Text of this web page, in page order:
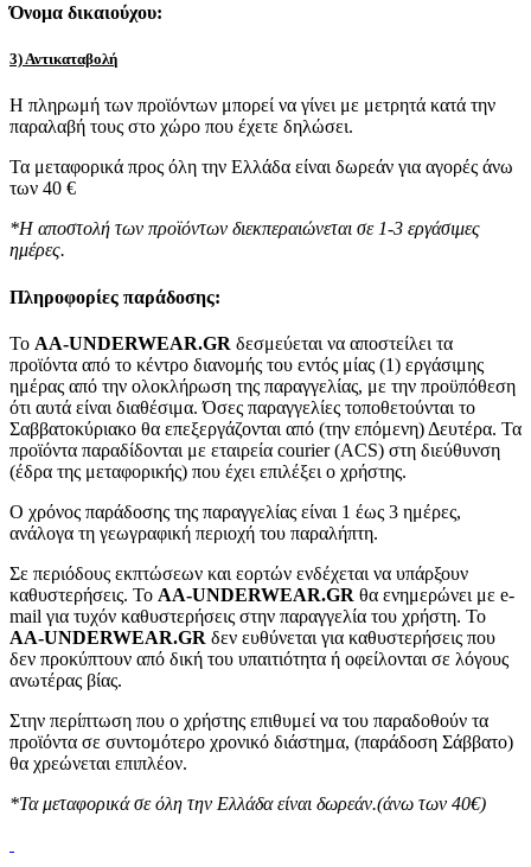
Όνομα δικαιούχου:
3) Αντικαταβολή
Η πληρωμή των προϊόντων μπορεί να γίνει με μετρητά κατά την
παραλαβή τους στο χώρο που έχετε δηλώσει.
Τα μεταφορικά προς όλη την Ελλάδα είναι δωρεάν για αγορές άνω
των 40 €
*Η αποστολή των προϊόντων διεκπεραιώνεται σε 1-3 εργάσιμες
ημέρες.
Πληροφορίες παράδοσης:
To AA-UNDERWEAR.GR δεσμεύεται να αποστείλει τα
προϊόντα από το κέντρο διανομής του εντός μίας (1) εργάσιμης
ημέρας από την ολοκλήρωση της παραγγελίας, με την προϋπόθεση
ότι αυτά είναι διαθέσιμα. Όσες παραγγελίες τοποθετούνται το
Σαββατοκύριακο θα επεξεργάζονται από (την επόμενη) Δευτέρα. Τα
προϊόντα παραδίδονται με εταιρεία courier (ACS) στη διεύθυνση
(έδρα της μεταφορικής) που έχει επιλέξει ο χρήστης.
Ο χρόνος παράδοσης της παραγγελίας είναι 1 έως 3 ημέρες,
ανάλογα τη γεωγραφική περιοχή του παραλήπτη.
Σε περιόδους εκπτώσεων και εορτών ενδέχεται να υπάρξουν
καθυστερήσεις. Το AA-UNDERWEAR.GR θα ενημερώνει με e-
mail για τυχόν καθυστερήσεις στην παραγγελία του χρήστη. Το
AA-UNDERWEAR.GR δεν ευθύνεται για καθυστερήσεις που
δεν προκύπτουν από δική του υπαιτιότητα ή οφείλονται σε λόγους
ανωτέρας βίας.
Στην περίπτωση που ο χρήστης επιθυμεί να του παραδοθούν τα
προϊόντα σε συντομότερο χρονικό διάστημα, (παράδοση Σάββατο)
θα χρεώνεται επιπλέον.
*Τα μεταφορικά σε όλη την Ελλάδα είναι δωρεάν.(άνω των 40€)